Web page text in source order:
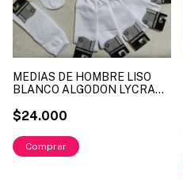
MEDIAS DE HOMBRE LISO
BLANCO ALGODON LYCRA
COA2250B TALLES UNICO (X
$24.000